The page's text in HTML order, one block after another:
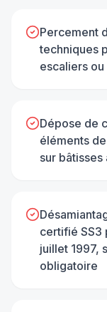
Percement
techniques
escaliers
Dépose de
éléments
sur
certifié SS3
juillet 1997,
obligatoire